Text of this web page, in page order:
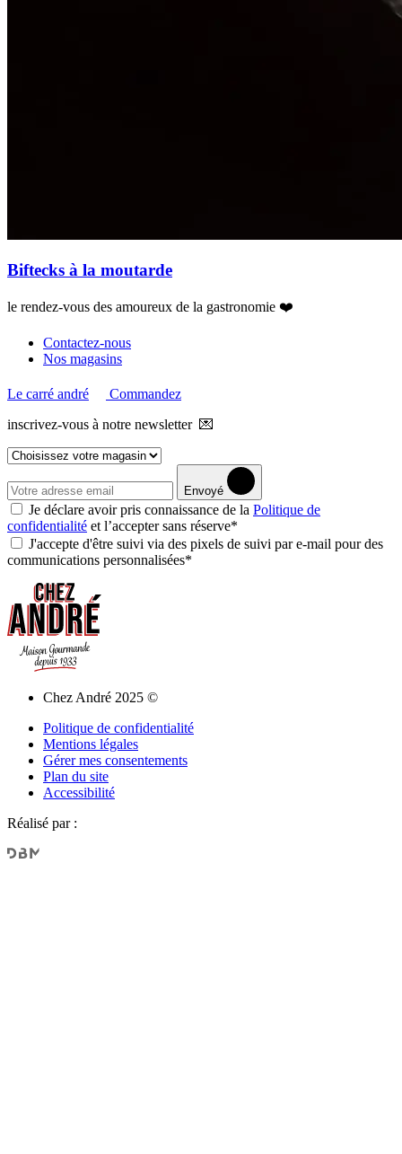
Biftecks à la moutarde
le rendez-vous des amoureux de la gastronomie ❤️
Contactez-nous
Nos magasins
Le carré andré
Commandez
inscrivez-vous à notre newsletter 💌
Envoyé
Je déclare avoir pris connaissance de la Politique de
confidentialité et l’accepter sans réserve*
J'accepte d'être suivi via des pixels de suivi par e-mail pour des
communications personnalisées*
Chez André 2025 ©
Politique de confidentialité
Mentions légales
Gérer mes consentements
Plan du site
Accessibilité
Réalisé par :